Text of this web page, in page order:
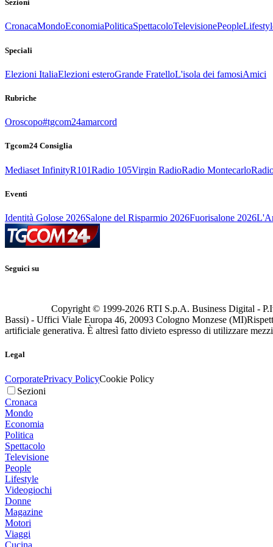
Sezioni
CronacaMondoEconomiaPoliticaSpettacoloTelevisionePeople
Speciali
Elezioni ItaliaElezioni esteroGrande FratelloL'isola dei famosiAmici
Rubriche
Oroscopo#tgcom24amarcord
Tgcom24 Consiglia
Mediaset InfinityR101Radio 105Virgin RadioRadio Montecarlo
Eventi
Identità Golose 2026Salone del Risparmio 2026Fuorisalone 2026
Seguici su
Copyright © 1999-2026 RTI S.p.A. Business Digital -
Bassi) - Uffici Viale Europa 46, 20093 Cologno Monzese (MI)
artificiale generativa. È altresì fatto divieto espresso di utilizzare
Legal
CorporatePrivacy PolicyCookie Policy
Sezioni
Cronaca
Mondo
Economia
Politica
Spettacolo
Televisione
People
Lifestyle
Videogiochi
Donne
Magazine
Motori
Viaggi
Cucina